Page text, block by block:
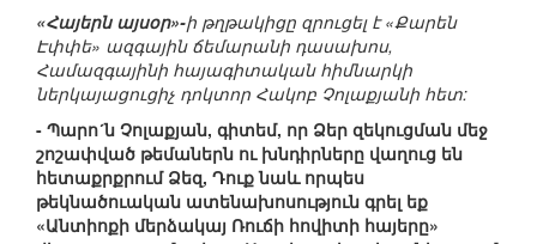
«Հայերն այսօր»-ի թղթակիցը զրուցել է «Քարեն
Էփփե» ազգային ճեմարանի դասախոս,
Համազգայինի հայագիտական հիմնարկի
ներկայացուցիչ դոկտոր Հակոբ Չոլաքյանի հետ:
- Պարո´ն Չոլաքյան, գիտեմ, որ Ձեր զեկուցման մեջ
շոշափված թեմաներն ու խնդիրները վաղուց են
հետաքրքրում Ձեզ, Դուք նաև որպես
թեկնածուական ատենախոսություն գրել եք
«Անտիոքի մերձակայ Ռուճի հովիտի հայերը»